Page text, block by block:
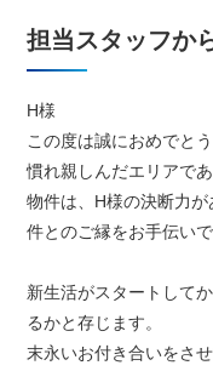
担当スタッフか
H様
この度は誠におめでと
慣れ親しんだエリアで
物件は、H様の決断力
件とのご縁をお手伝い
新生活がスタートして
るかと存じます。
末永いお付き合いをさ